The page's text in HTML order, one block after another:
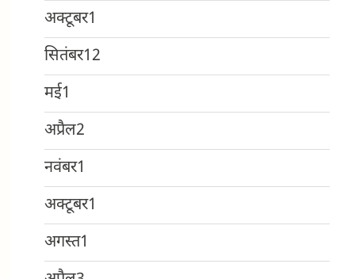
अक्टूबर1
सितंबर12
मई1
अप्रैल2
नवंबर1
अक्टूबर1
अगस्त1